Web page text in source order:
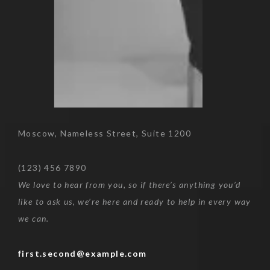
Moscow, Nameless Street, Suite 1200
(123) 456 7890
We love to hear from you, so if there’s anything you’d
like to ask us, we’re here and ready to help in every way
we can.
first.second@example.com